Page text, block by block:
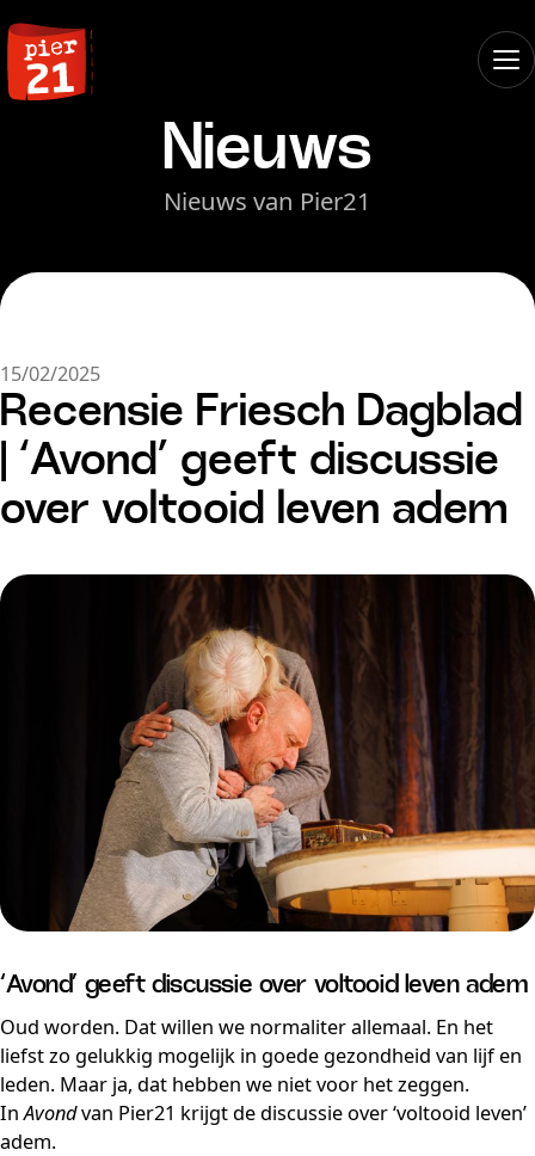
Nieuws
Nieuws van Pier21
15/02/2025
Recensie Friesch Dagblad
| ‘Avond’ geeft discussie
over voltooid leven adem
‘Avond’ geeft discussie over voltooid leven adem
Oud worden. Dat willen we normaliter allemaal. En het
liefst zo gelukkig mogelijk in goede gezondheid van lijf en
leden. Maar ja, dat hebben we niet voor het zeggen.
InAvondvan Pier21 krijgt de discussie over ‘voltooid leven’
adem.